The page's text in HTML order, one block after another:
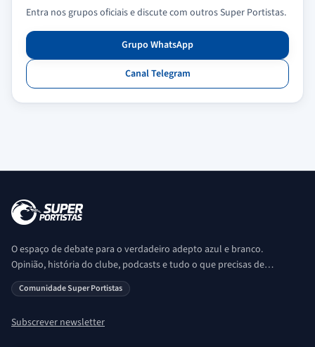
Entra nos grupos oficiais e discute com outros Super Portistas.
Grupo WhatsApp
Canal Telegram
O espaço de debate para o verdadeiro adepto azul e branco.
Opinião, história do clube, podcasts e tudo o que precisas de
saber sobre o universo Porto. Ser Porto é aqui!
Comunidade Super Portistas
Subscrever newsletter